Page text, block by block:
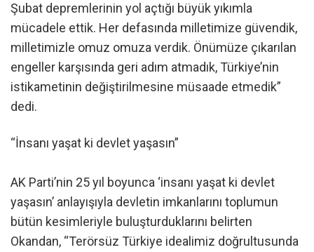
Şubat depremlerinin yol açtığı büyük yıkımla
mücadele ettik. Her defasında milletimize güvendik,
milletimizle omuz omuza verdik. Önümüze çıkarılan
engeller karşısında geri adım atmadık, Türkiye’nin
istikametinin değiştirilmesine müsaade etmedik”
dedi.
“İnsanı yaşat ki devlet yaşasın”
AK Parti’nin 25 yıl boyunca ‘insanı yaşat ki devlet
yaşasın’ anlayışıyla devletin imkanlarını toplumun
bütün kesimleriyle buluşturduklarını belirten
Okandan, “Terörsüz Türkiye idealimiz doğrultusunda